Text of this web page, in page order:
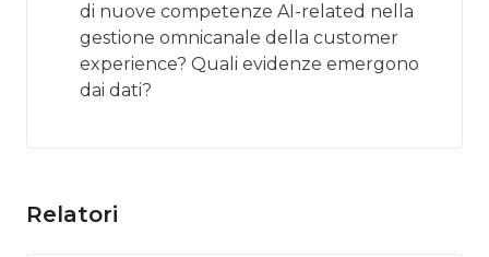
di nuove competenze AI-related nella
gestione omnicanale della customer
experience? Quali evidenze emergono
dai dati?
Relatori